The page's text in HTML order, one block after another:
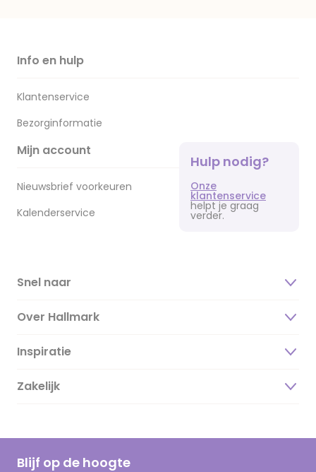
Info en hulp
Klantenservice
Bezorginformatie
Mijn account
Nieuwsbrief voorkeuren
Kalenderservice
Hulp nodig?
Onze
klantenservice
helpt je graag
verder.
Snel naar
Over Hallmark
Over ons
Duurzaamheid
Hallmark Kaartclub
Inspiratie
Magazine
Cadeau inspiratie
Kaartinspiratie
Zakelijk
Blijf op de hoogte